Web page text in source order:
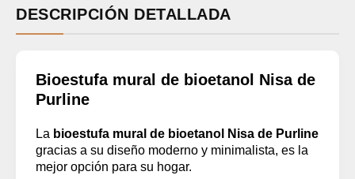
DESCRIPCIÓN DETALLADA
Bioestufa mural de bioetanol Nisa de
Purline
La bioestufa mural de bioetanol Nisa de Purline
gracias a su diseño moderno y minimalista, es la
mejor opción para su hogar.